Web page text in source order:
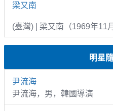
梁又南
(臺灣) | 梁又南（1969年11
明星
尹流海
尹流海，男，韓國導演